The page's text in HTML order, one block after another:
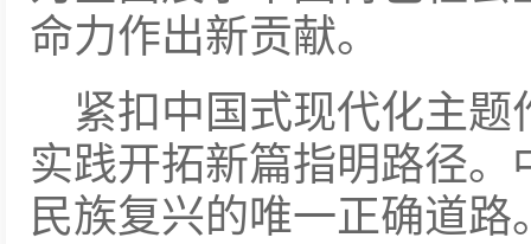
命力作出新贡献。
紧扣中国式现代化主
实践开拓新篇指明路径
民族复兴的唯一正确道